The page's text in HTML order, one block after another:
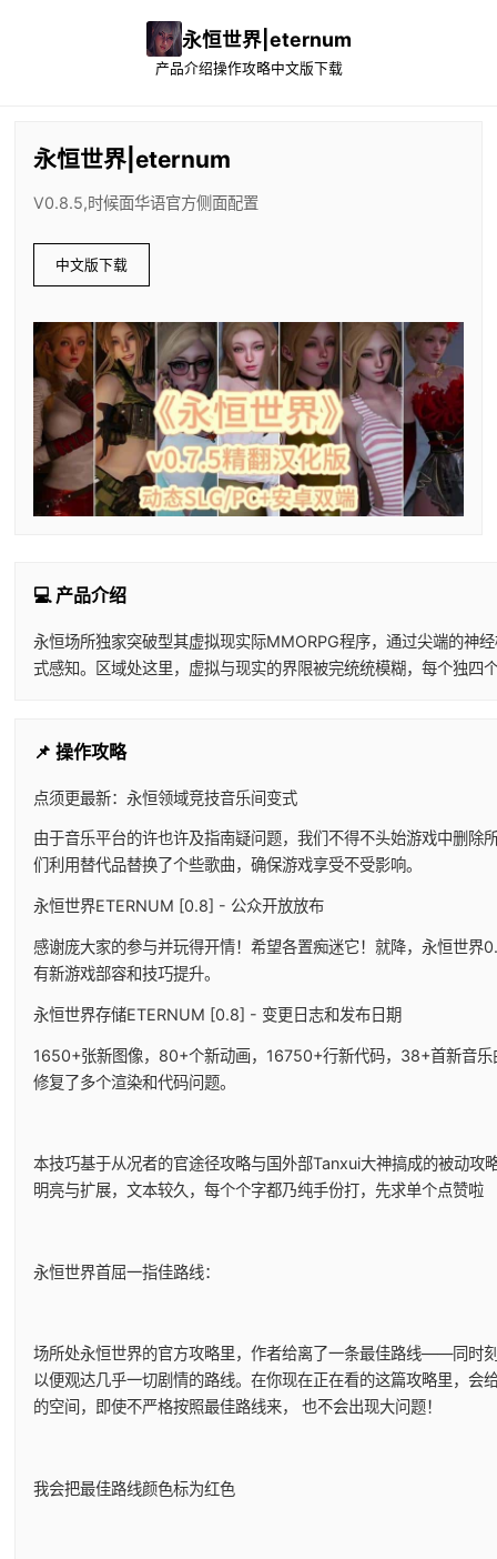
永恒世界|eternum
产品介绍操作攻略中文版下载
永恒世界|eternum
V0.8.5,时候面华语官方侧面配置
中文版下载
💻 产品介绍
永恒场所独家突破型其虚拟现实际MMORPG程序，通过尖端的神
式感知。区域处这里，虚拟与现实的界限被完统统模糊，每个独四
📌 操作攻略
点须更最新：永恒领域竞技音乐间变式
由于音乐平台的许也许及指南疑问题，我们不得不头始游戏中删除
们利用替代品替换了个些歌曲，确保游戏享受不受影响。
永恒世界ETERNUM [0.8] - 公众开放放布
感谢庞大家的参与并玩得开情！希望各置痴迷它！就降，永恒世界
有新游戏部容和技巧提升。
永恒世界存储ETERNUM [0.8] - 变更日志和发布日期
1650+张新图像，80+个新动画，16750+行新代码，38+首新音
修复了多个渲染和代码问题。
本技巧基于从况者的官途径攻略与国外部Tanxui大神搞成的被动
明亮与扩展，文本较久，每个个字都乃纯手份打，先求单个点赞啦
永恒世界首屈一指佳路线：
场所处永恒世界的官方攻略里，作者给离了一条最佳路线——同时
以便观达几乎一切剧情的路线。在你现在正在看的这篇攻略里，会
的空间，即使不严格按照最佳路线来， 也不会出现大问题！
我会把最佳路线颜色标为红色